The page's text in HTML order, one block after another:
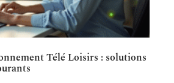
Télé Loisirs : solutions